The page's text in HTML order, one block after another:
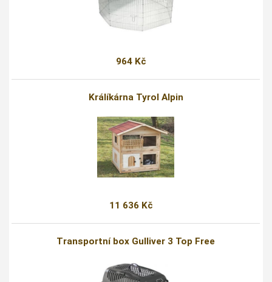
964 Kč
Králíkárna Tyrol Alpin
11 636 Kč
Transportní box Gulliver 3 Top Free